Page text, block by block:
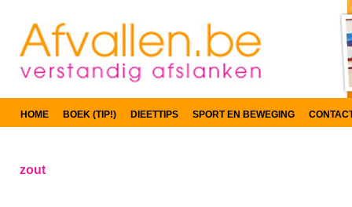
HOME BOEK (TIP!) DIEETTIPS SPORT EN BEWEGING
zout